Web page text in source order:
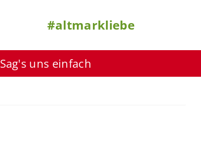
#altmarkliebe
Sag's uns einfach